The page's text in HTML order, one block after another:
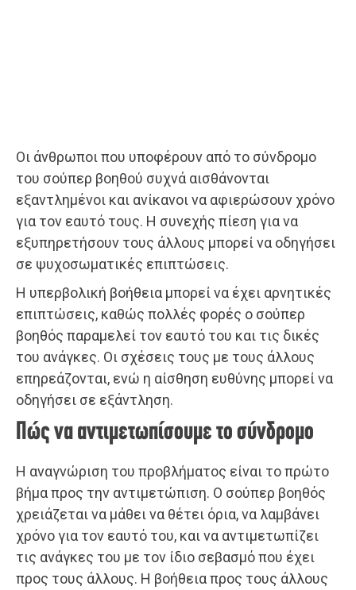
Οι άνθρωποι που υποφέρουν από το σύνδρομο
του σούπερ βοηθού συχνά αισθάνονται
εξαντλημένοι και ανίκανοι να αφιερώσουν χρόνο
για τον εαυτό τους. Η συνεχής πίεση για να
εξυπηρετήσουν τους άλλους μπορεί να οδηγήσει
σε ψυχοσωματικές επιπτώσεις.
Η υπερβολική βοήθεια μπορεί να έχει αρνητικές
επιπτώσεις, καθώς πολλές φορές ο σούπερ
βοηθός παραμελεί τον εαυτό του και τις δικές
του ανάγκες. Οι σχέσεις τους με τους άλλους
επηρεάζονται, ενώ η αίσθηση ευθύνης μπορεί να
οδηγήσει σε εξάντληση.
Πώς να αντιμετωπίσουμε το σύνδρομο
Η αναγνώριση του προβλήματος είναι το πρώτο
βήμα προς την αντιμετώπιση. Ο σούπερ βοηθός
χρειάζεται να μάθει να θέτει όρια, να λαμβάνει
χρόνο για τον εαυτό του, και να αντιμετωπίζει
τις ανάγκες του με τον ίδιο σεβασμό που έχει
προς τους άλλους. Η βοήθεια προς τους άλλους